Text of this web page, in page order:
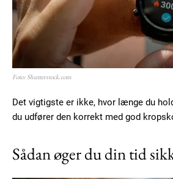
Foto: Shutterstock.com
Det vigtigste er ikke, hvor længe du
du udfører den korrekt med god
Sådan øger du din tid